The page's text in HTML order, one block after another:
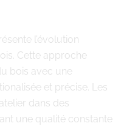
l’évolution
Cette approche
bois avec une
et précise. Les
dans des
une qualité constante